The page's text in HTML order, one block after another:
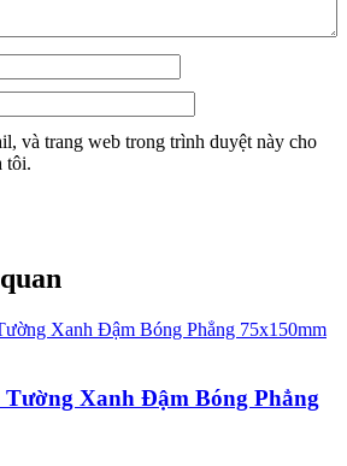
và trang web trong trình duyệt này cho
tôi.
Tường Xanh Đậm Bóng Phẳng